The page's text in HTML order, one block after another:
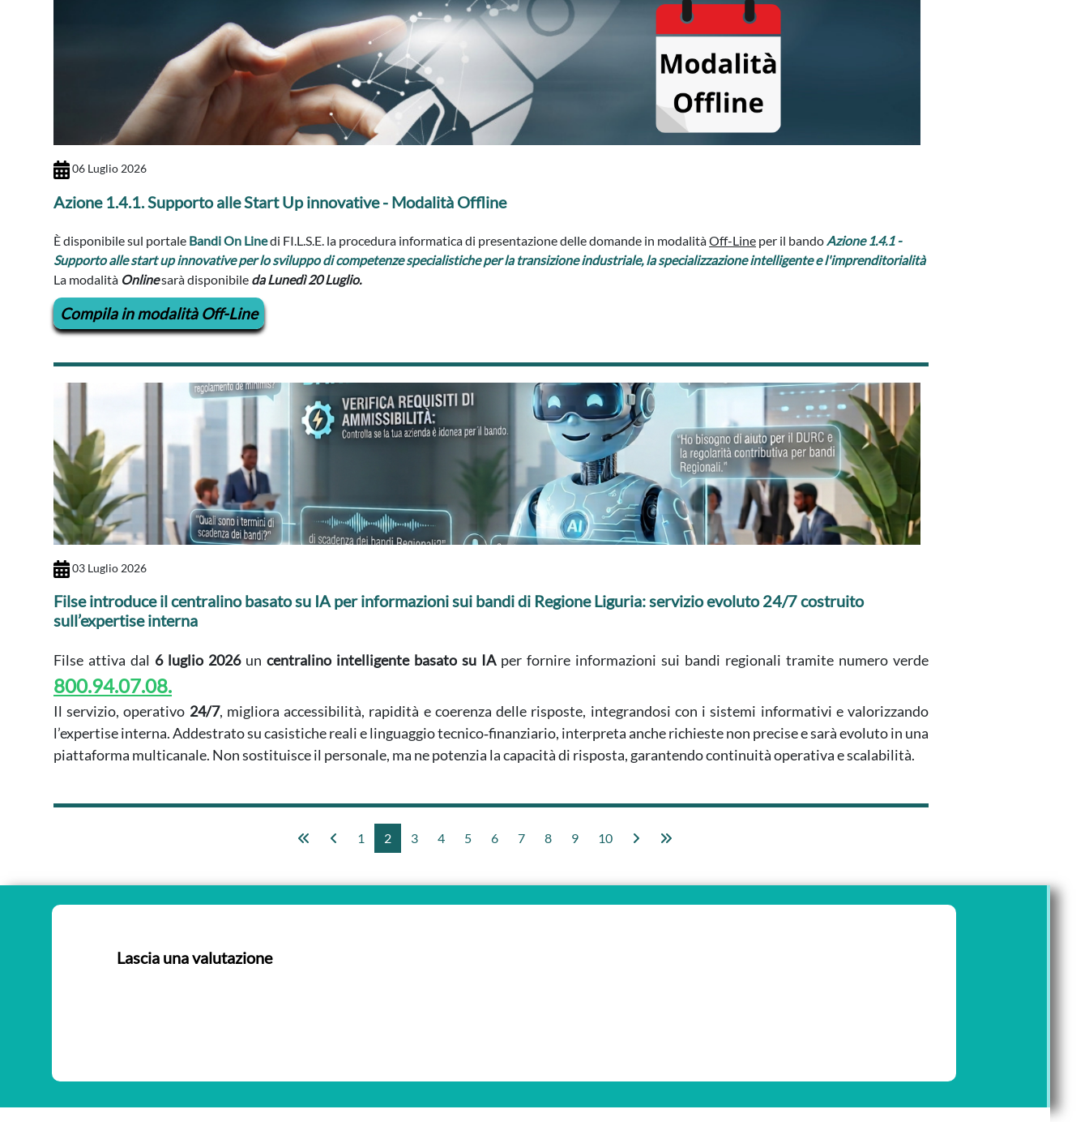
06 Luglio 2026
Azione 1.4.1. Supporto alle Start Up innovative - Modalità Offline
È disponibilesul portale Bandi On Linedi FI.L.S.E. la procedura informatica di presentazione delle domande in modalitàOff-Line per il bando Azione 1.4.1 -
Supporto alle start up innovative per lo sviluppo di competenze specialistiche per la transizione industriale, la specializzazione intelligente e l'imprenditorialità
La modalità Onlinesarà disponibile daLunedì 20 Luglio.
Compila in modalità Off-Line
03 Luglio 2026
Filse introduce il centralino basato su IA per informazioni sui bandi di Regione Liguria: servizio evoluto 24/7 costruito
sull’expertise interna
Filse attiva dal 6 luglio 2026un centralino intelligente basato su IAper fornire informazioni sui bandi regionali tramite numero verde
800.94.07.08.
Il servizio, operativo 24/7, migliora accessibilità, rapidità e coerenza delle risposte, integrandosi con i sistemi informativi e valorizzando
l’expertise interna. Addestrato su casistiche reali e linguaggio tecnico‑finanziario, interpreta anche richieste non precise e sarà evoluto in una
piattaforma multicanale. Non sostituisce il personale, ma ne potenzia la capacità di risposta, garantendo continuità operativa e scalabilità.
1 2 3 4 5 6 7 8 9 10
Lascia una valutazione